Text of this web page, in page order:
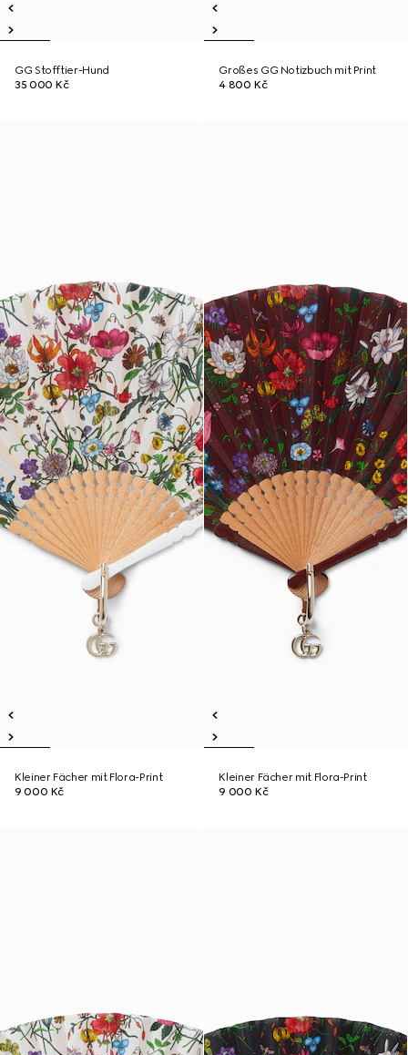
GG Stofftier-Hund
35 000 Kč
Großes GG Notizbuch mit Print
4 800 Kč
Kleiner Fächer mit Flora-Print
9 000 Kč
Kleiner Fächer mit Flora-Print
9 000 Kč